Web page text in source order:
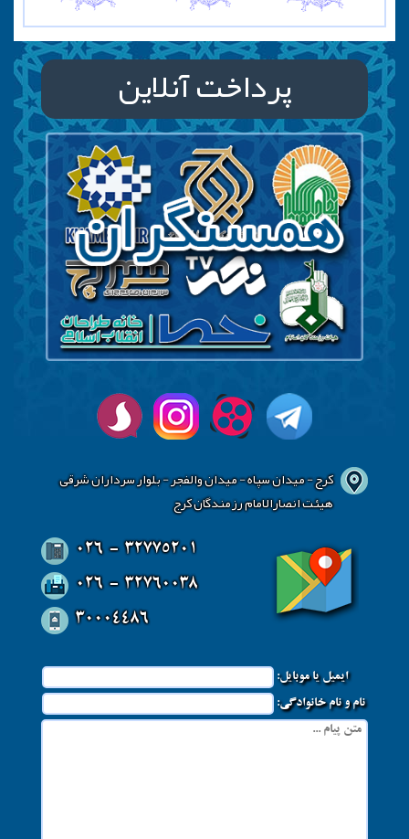
پرداخت آنلاین
کرج - میدان سپاه - میدان والفجر - بلوار سرداران شرقی
هیئت انصارالامام رزمندگان کرج
026 - 32775201
026 - 32760038
30004486
ایمیل یا موبایل:
نام و نام خانوادگی: